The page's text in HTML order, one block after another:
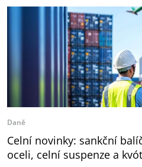
Daně
Celní novinky: sankční
oceli, celní suspenze a